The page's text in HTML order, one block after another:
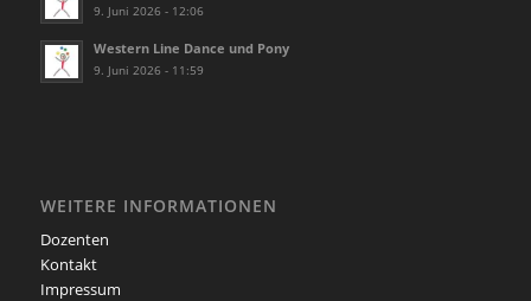
9. Juni 2026 - 12:06
Western Line Dance und Pony
9. Juni 2026 - 11:59
WEITERE INFORMATIONEN
Dozenten
Kontakt
Impressum